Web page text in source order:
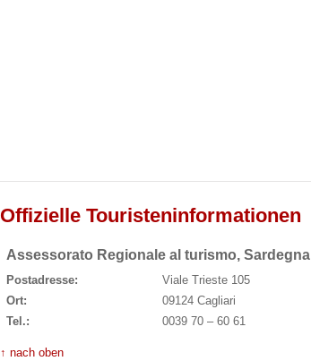
Offizielle Touristeninformationen
Assessorato Regionale al turismo, Sardegna
Postadresse:
Viale Trieste 105
Ort:
09124 Cagliari
Tel.:
0039 70 – 60 61
↑ nach oben